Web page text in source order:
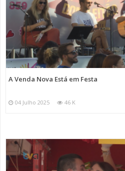
A Venda Nova Está em Festa
04 Julho 2025 46 K